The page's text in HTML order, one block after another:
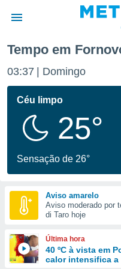
da
foi
fornecidas
a este
das
e
forma
digital
Tempo em
03:37 Domingo
Céu limpo
25°
Sensação de 26°
Aviso amarelo
Aviso moderado por
di Taro hoje
Última hora
40 ºC à vista em
calor intensifica a